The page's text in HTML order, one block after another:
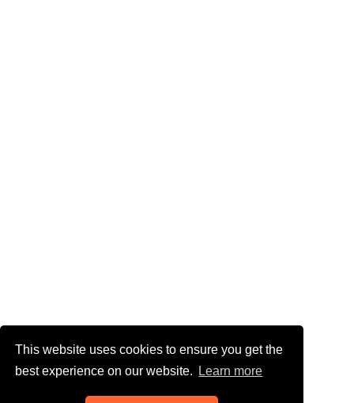
This website uses cookies to ensure you get the
best experience on our website.
Learn more